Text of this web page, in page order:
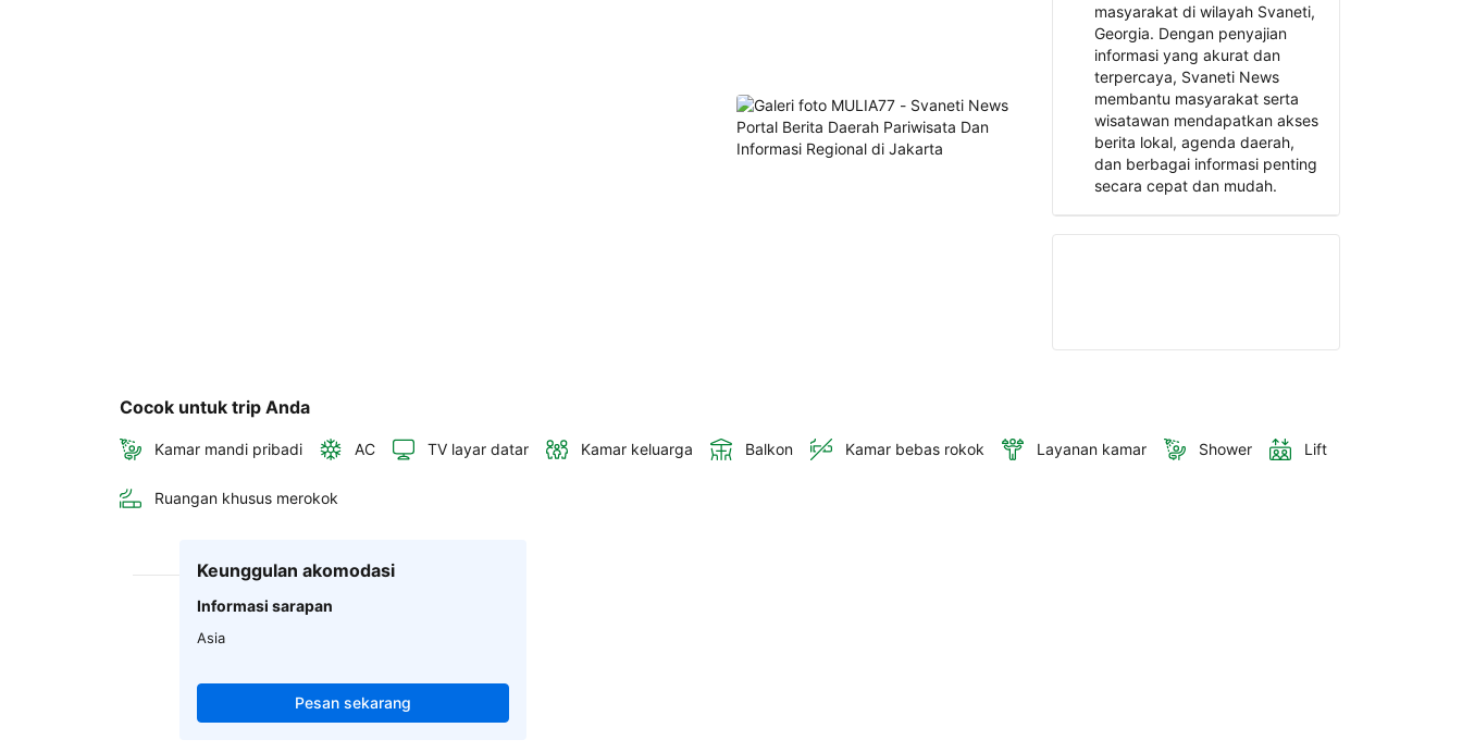
masyarakat di wilayah Svaneti,
Georgia. Dengan penyajian
informasi yang akurat dan
terpercaya, Svaneti News
membantu masyarakat serta
wisatawan mendapatkan akses
berita lokal, agenda daerah,
dan berbagai informasi penting
secara cepat dan mudah.
Cocok untuk trip Anda
Kamar mandi pribadi AC TV layar datar Kamar keluarga Balkon Kamar bebas rokok Layanan kamar Shower Lift
Ruangan khusus merokok
Keunggulan akomodasi
Informasi sarapan
Asia
Pesan sekarang